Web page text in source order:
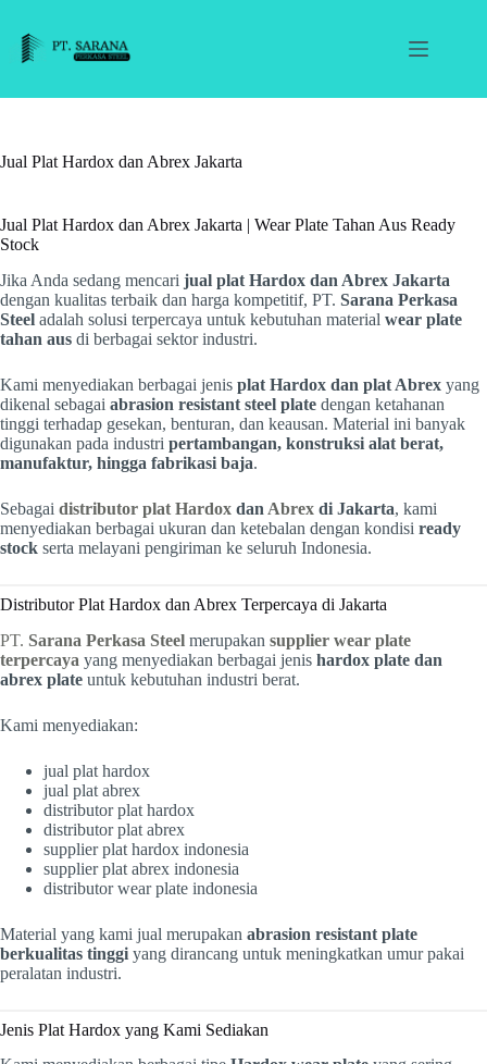
content
Jual Plat Hardox dan Abrex Jakarta
Jual Plat Hardox dan Abrex Jakarta | Wear Plate Tahan Aus Ready
Stock
Jika Anda sedang mencari jual plat Hardox dan Abrex Jakarta
dengan kualitas terbaik dan harga kompetitif, PT. Sarana Perkasa
Steel adalah solusi terpercaya untuk kebutuhan material wear plate
tahan aus di berbagai sektor industri.
Kami menyediakan berbagai jenis plat Hardox dan plat Abrex yang
dikenal sebagai abrasion resistant steel plate dengan ketahanan
tinggi terhadap gesekan, benturan, dan keausan. Material ini banyak
digunakan pada industri pertambangan, konstruksi alat berat,
manufaktur, hingga fabrikasi baja.
Sebagai distributor plat Hardox dan Abrex di Jakarta, kami
menyediakan berbagai ukuran dan ketebalan dengan kondisi ready
stock serta melayani pengiriman ke seluruh Indonesia.
Distributor Plat Hardox dan Abrex Terpercaya di Jakarta
PT. Sarana Perkasa Steel merupakan supplier wear plate
terpercaya yang menyediakan berbagai jenis hardox plate dan
abrex plate untuk kebutuhan industri berat.
Kami menyediakan:
jual plat hardox
jual plat abrex
distributor plat hardox
distributor plat abrex
supplier plat hardox indonesia
supplier plat abrex indonesia
distributor wear plate indonesia
Material yang kami jual merupakan abrasion resistant plate
berkualitas tinggi yang dirancang untuk meningkatkan umur pakai
peralatan industri.
Jenis Plat Hardox yang Kami Sediakan